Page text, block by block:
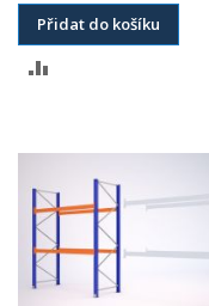
Přidat do košíku
POROVNÁNÍ